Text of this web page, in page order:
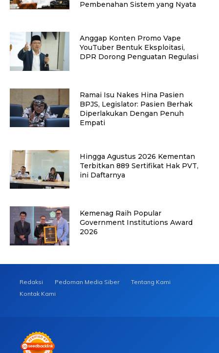
Pembenahan Sistem yang Nyata
Anggap Konten Promo Vape
YouTuber Bentuk Eksploitasi,
DPR Dorong Penguatan Regulasi
Ramai Isu Nakes Hina Pasien
BPJS, Legislator: Pasien Berhak
Diperlakukan Dengan Penuh
Empati
Hingga Agustus 2026 Kementan
Terbitkan 889 Sertifikat Hak PVT,
ini Daftarnya
Kemenag Raih Popular
Government Institutions Award
2026
Redaksi Pedoman Media Siber
Tentang Kami
Kontak Kami